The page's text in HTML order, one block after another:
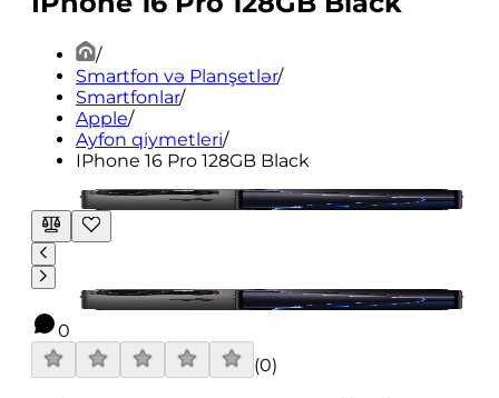
/
Smartfon və Planşetlər/
Smartfonlar/
Apple/
Ayfon qiymetleri/
IPhone 16 Pro 128GB Black
0
(0)